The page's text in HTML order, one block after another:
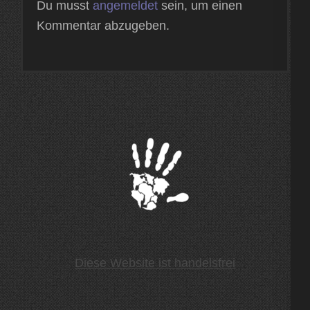
Du musst angemeldet sein, um einen
Kommentar abzugeben.
Diese Website ist handelsfrei